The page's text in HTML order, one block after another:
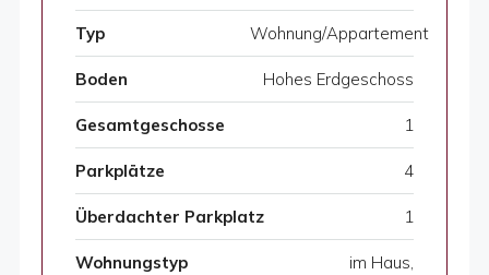
Typ Wohnung/Appartement
Boden Hohes Erdgeschoss
Gesamtgeschosse 1
Parkplätze 4
Überdachter Parkplatz 1
Wohnungstyp im Haus,